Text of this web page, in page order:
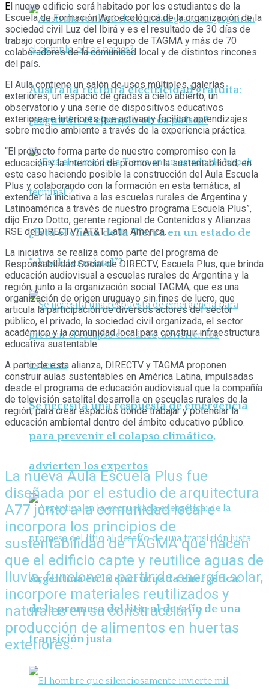
Australia recibirá electricidad gratuita:
¿seguirán el ejemplo otros países?
¿Está el clima de la Tierra en un estado de
“shock terminal”?
Se necesita una respuesta de emergencia
para prevenir el colapso climático,
advierten los expertos
Argentina en la encrucijada energética:
de la promesa del litio al desafío de una
transición justa
El nuevo edificio será habitado por los estudiantes de la
Escuela de Formación Agroecológica de la organización de la
sociedad civil Luz del Ibirá y es el resultado de 30 días de
trabajo conjunto entre el equipo de TAGMA y más de 70
colaboradores de la comunidad local y de distintos rincones
del país.
El Aula contiene un salón de usos múltiples, galerías
exteriores, un espacio de gradas a cielo abierto, un
observatorio y una serie de dispositivos educativos
exteriores e interiores que activan y facilitan aprendizajes
sobre medio ambiente a través de la experiencia práctica.
“El proyecto forma parte de nuestro compromiso con la
educación y la intención de promover la sustentabilidad, en
este caso haciendo posible la construcción del Aula Escuela
Plus y colaborando con la formación en esta temática, al
extender la iniciativa a las escuelas rurales de Argentina y
Latinoamérica a través de nuestro programa Escuela Plus”,
dijo Enzo Dotto, gerente regional de Contenidos y Alianzas
RSE de DIRECTV/ AT&T Latin America.
La iniciativa se realiza como parte del programa de
Responsabilidad Social de DIRECTV, Escuela Plus, que brinda
educación audiovisual a escuelas rurales de Argentina y la
región, junto a la organización social TAGMA, que es una
organización de origen uruguayo sin fines de lucro, que
articula la participación de diversos actores del sector
público, el privado, la sociedad civil organizada, el sector
académico y la comunidad local para construir infraestructura
educativa sustentable.
A partir de esta alianza, DIRECTV y TAGMA proponen
construir aulas sustentables en América Latina, impulsadas
desde el programa de educación audiovisual que la compañía
de televisión satelital desarrolla en escuelas rurales de la
región, para crear espacios donde trabajar y potenciar la
educación ambiental dentro del ámbito educativo público.
La nueva Aula Escuela Plus fue
diseñada por el estudio de arquitectura
A77 junto a la comunidad local e
incorpora los principios de
sustentabilidad de TAGMA que hacen
que el edificio capte y reutilice aguas de
lluvia, funcione a partir de energía solar,
incorpore materiales reutilizados y
naturales en su construcción y
producción de alimentos en huertas
exteriores.